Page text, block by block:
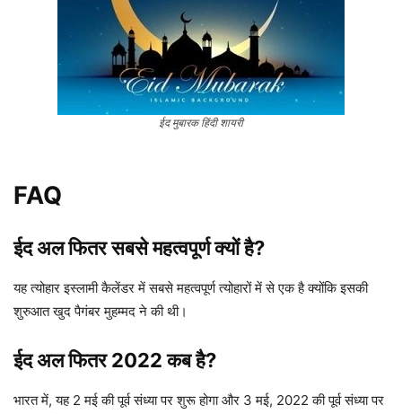
ईद मुबारक हिंदी शायरी
FAQ
ईद अल फितरसबसे महत्वपूर्ण क्यों है?
यह त्योहार इस्लामी कैलेंडर में सबसे महत्वपूर्ण त्योहारों में से एक है क्योंकि इसकी
शुरुआत खुद पैगंबर मुहम्मद ने की थी।
ईद अल फितर2022 कब है?
भारत में, यह 2 मई की पूर्व संध्या पर शुरू होगा और 3 मई, 2022 की पूर्व संध्या पर